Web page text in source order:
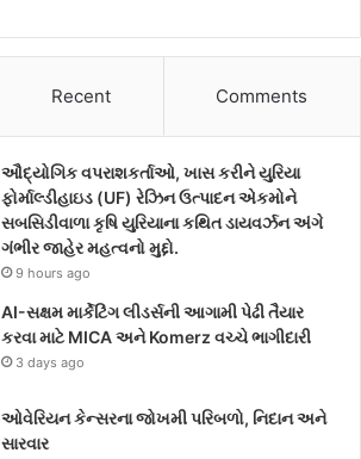
Recent Comments
ઔદ્યોગિક વપરાશકર્તાઓ, ખાસ કરીને યુરિયા
ફોર્માલ્ડીહાઇડ (UF) રેઝિન ઉત્પાદન એકમોને
સબસિડીવાળા કૃષિ યુરિયાના કથિત ડાયવર્ઝન અંગે
ગંભીર જાહેર મહત્વનો મુદ્દો.
9 hours ago
AI-સક્ષમ માર્કેટિંગ લીડર્સની આગામી પેઢી તૈયાર
કરવા માટે MICA અને Komerz વચ્ચે ભાગીદારી
3 days ago
ઓવેરિયન કેન્સરના જોખમી પરિબળો, નિદાન અને
સારવાર